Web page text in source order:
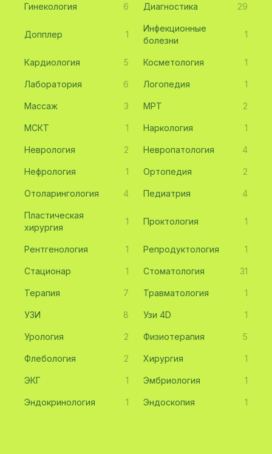
Гинекология 6 Диагностика 29
Допплер 1
Инфекционные
болезни
1
Кардиология 5 Косметология 1
Лаборатория 6 Логопедия 1
Массаж 3 МРТ 2
МСКТ 1 Наркология 1
Неврология 2 Невропатология 4
Нефрология 1 Ортопедия 2
Отоларингология 4 Педиатрия 4
Пластическая
хирургия
1 Проктология 1
Рентгенология 1 Репродуктология 1
Стационар 1 Стоматология 31
Терапия 7 Травматология 1
УЗИ 8 Узи 4D 1
Урология 2 Физиотерапия 5
Флебология 2 Хирургия 1
ЭКГ 1 Эмбриология 1
Эндокринология 1 Эндоскопия 1